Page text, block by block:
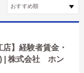
】経験者賃金・
) | 株式会社 ホン